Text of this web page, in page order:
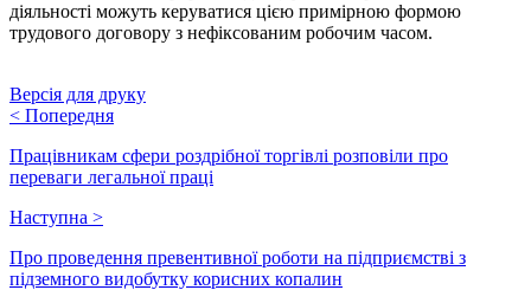
діяльності можуть керуватися цією примірною формою
трудового договору з нефіксованим робочим часом.
Версія для друку
< Попередня
Працівникам сфери роздрібної торгівлі розповіли про
переваги легальної праці
Наступна >
Про проведення превентивної роботи на підприємстві з
підземного видобутку корисних копалин